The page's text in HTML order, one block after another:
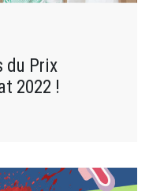
du Prix
2022 !